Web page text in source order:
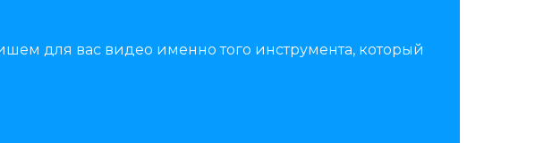
для вас видео именно того инструмента, который